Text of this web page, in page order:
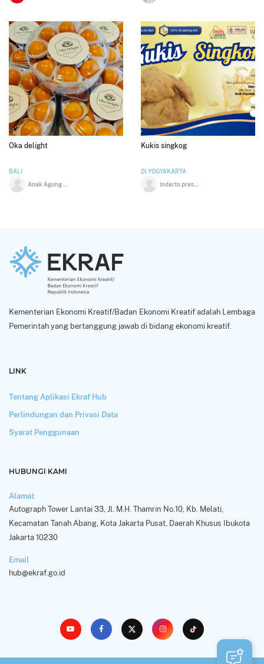
Oka delight
BALI
Kukis singkog
DI YOGYAKARTA
Kementerian Ekonomi Kreatif/Badan Ekonomi Kreatif adalah Lembaga
Pemerintah yang bertanggung jawab di bidang ekonomi kreatif.
LINK
Tentang Aplikasi Ekraf Hub
Perlindungan dan Privasi Data
Syarat Penggunaan
HUBUNGI KAMI
Alamat
Autograph Tower Lantai 33, Jl. M.H. Thamrin No.10, Kb. Melati,
Kecamatan Tanah Abang, Kota Jakarta Pusat, Daerah Khusus Ibukota
Jakarta 10230
Email
hub@ekraf.go.id